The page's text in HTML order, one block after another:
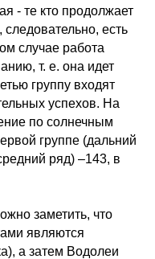
- те кто продолжает
есть
случае работа
т. е. она идет
группу входят
успехов. На
по солнечным
группе (дальний
ряд) –143, в
заметить, что
являются
а затем Водолеи